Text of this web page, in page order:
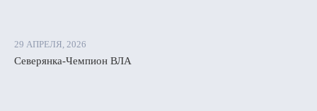
29 АПРЕЛЯ, 2026
Северянка-Чемпион ВЛА